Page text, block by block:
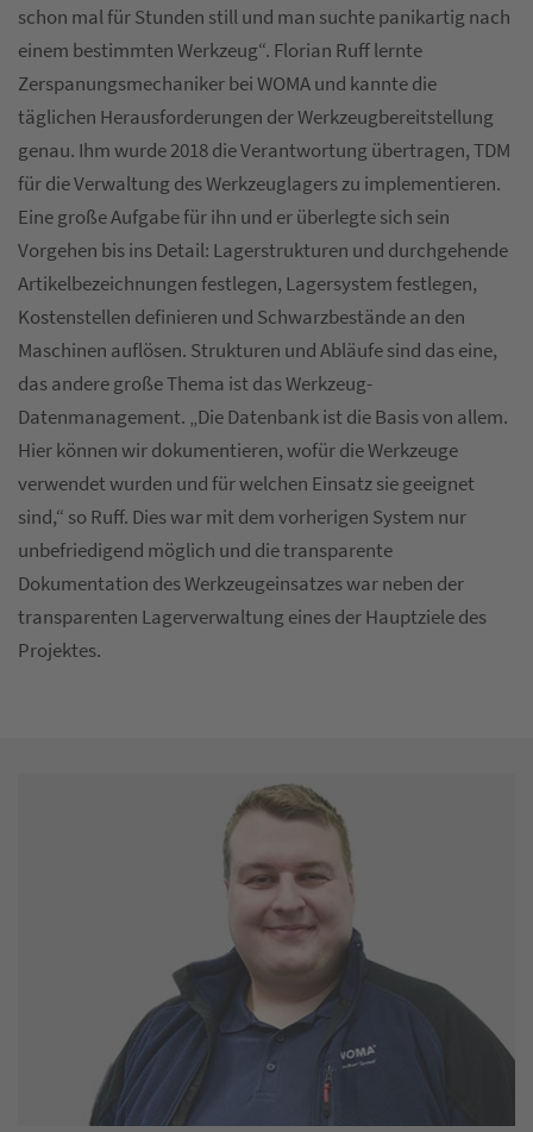
schon mal für Stunden still und man suchte panikartig nach
einem bestimmten Werkzeug“. Florian Ruff lernte
Zerspanungsmechaniker bei WOMA und kannte die
täglichen Herausforderungen der Werkzeugbereitstellung
genau. Ihm wurde 2018 die Verantwortung übertragen, TDM
für die Verwaltung des Werkzeuglagers zu implementieren.
Eine große Aufgabe für ihn und er überlegte sich sein
Vorgehen bis ins Detail: Lagerstrukturen und durchgehende
Artikelbezeichnungen festlegen, Lagersystem festlegen,
Kostenstellen definieren und Schwarzbestände an den
Maschinen auflösen. Strukturen und Abläufe sind das eine,
das andere große Thema ist das Werkzeug-
Datenmanagement. „Die Datenbank ist die Basis von allem.
Hier können wir dokumentieren, wofür die Werkzeuge
verwendet wurden und für welchen Einsatz sie geeignet
sind,“ so Ruff. Dies war mit dem vorherigen System nur
unbefriedigend möglich und die transparente
Dokumentation des Werkzeugeinsatzes war neben der
transparenten Lagerverwaltung eines der Hauptziele des
Projektes.